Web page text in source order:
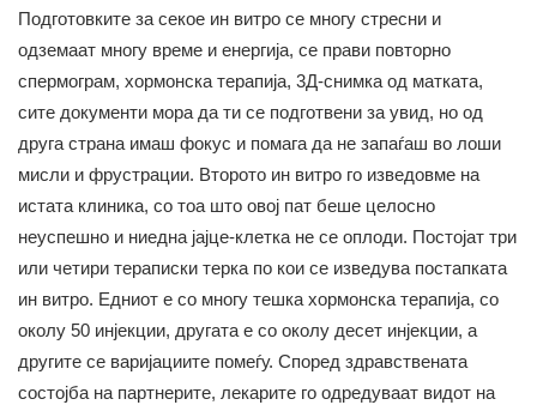
Подготовките за секое ин витро се многу стресни и
одземаат многу време и енергија, се прави повторно
спермограм, хормонска терапија, 3Д-снимка од матката,
сите документи мора да ти се подготвени за увид, но од
друга страна имаш фокус и помага да не запаѓаш во лоши
мисли и фрустрации. Второто ин витро го изведовме на
истата клиника, со тоа што овој пат беше целосно
неуспешно и ниедна јајце-клетка не се оплоди. Постојат три
или четири тераписки терка по кои се изведува постапката
ин витро. Едниот е со многу тешка хормонска терапија, со
околу 50 инјекции, другата е со околу десет инјекции, а
другите се варијациите помеѓу. Според здравствената
состојба на партнерите, лекарите го одредуваат видот на